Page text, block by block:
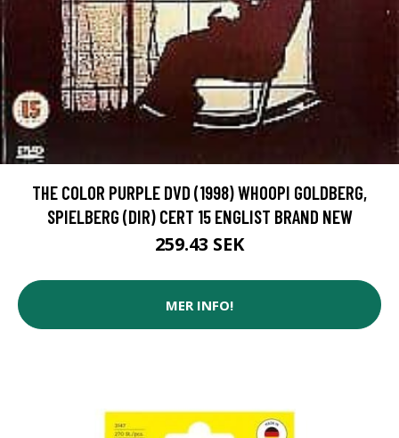
THE COLOR PURPLE DVD (1998) WHOOPI GOLDBERG,
SPIELBERG (DIR) CERT 15 ENGLIST BRAND NEW
259.43 SEK
MER INFO!